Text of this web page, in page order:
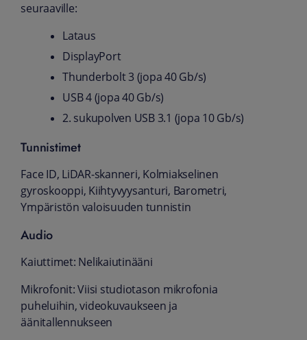
seuraaville:
Lataus
DisplayPort
Thunderbolt 3 (jopa 40 Gb/s)
USB 4 (jopa 40 Gb/s)
2. sukupolven USB 3.1 (jopa 10 Gb/s)
Tunnistimet
Face ID, LiDAR-skanneri, Kolmiakselinen
gyroskooppi, Kiihtyvyys­anturi, Barometri,
Ympäristön valoisuuden tunnistin
Audio
Kaiuttimet: Nelikaiutinääni
Mikrofonit: Viisi studiotason mikrofonia
puheluihin, videokuvaukseen ja
äänitallennukseen